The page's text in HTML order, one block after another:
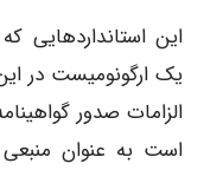
این
یک ارگونومیست در
الزامات صدور
است به عنوان